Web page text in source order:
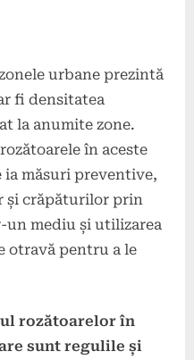
urbane prezintă
fi densitatea
la anumite zone.
în aceste
ia măsuri preventive,
și crăpăturilor prin
un mediu și utilizarea
otravă pentru a le
rozătoarelor în
sunt regulile și